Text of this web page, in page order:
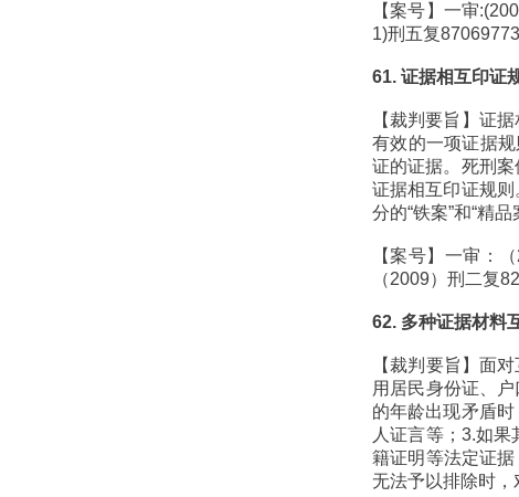
【案号】一审
1)刑五复
61. 证据相互印证
【裁判要旨】证
有效的一项证据
证的证据。死刑
证据相互印证规
分的“铁案”和“精品
【案号】一审：
（2009）刑二复
62. 多种证据材料
【裁判要旨】面
用居民身份证、
的年龄出现矛盾
人证言等；3.如
籍证明等法定证
无法予以排除时